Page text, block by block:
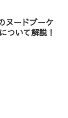
ヌードブーケ
ついて解説！